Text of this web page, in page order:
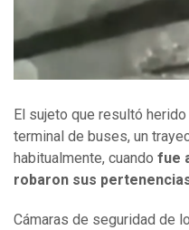
El sujeto que resultó
terminal de buses, un
habitualmente, cuando fue
robaron sus
Cámaras de seguridad de